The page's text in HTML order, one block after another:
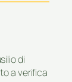
di
a verifica